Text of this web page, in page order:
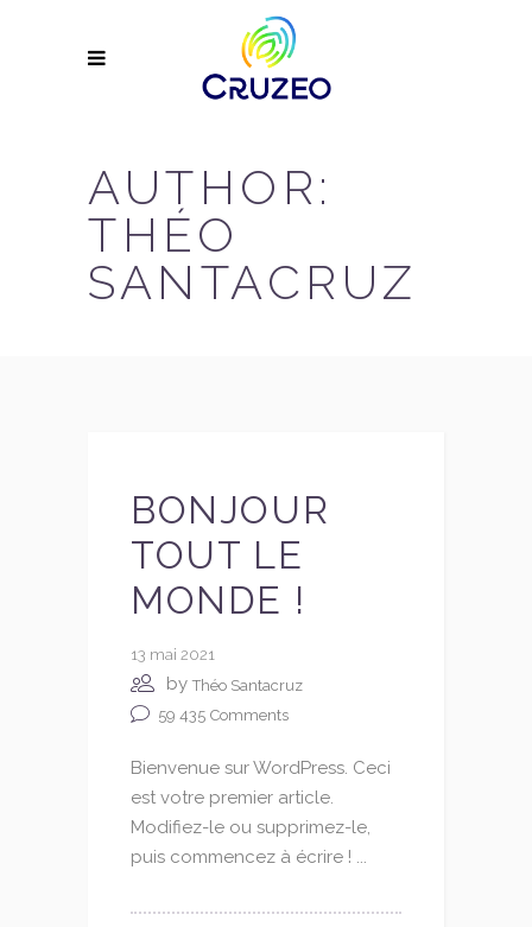
AUTHOR:
THÉO
SANTACRUZ
BONJOUR
TOUT LE
MONDE !
13 mai 2021
byThéo Santacruz
59 435 Comments
Bienvenue sur WordPress. Ceci
est votre premier article.
Modifiez-le ou supprimez-le,
puis commencez à écrire ! ...